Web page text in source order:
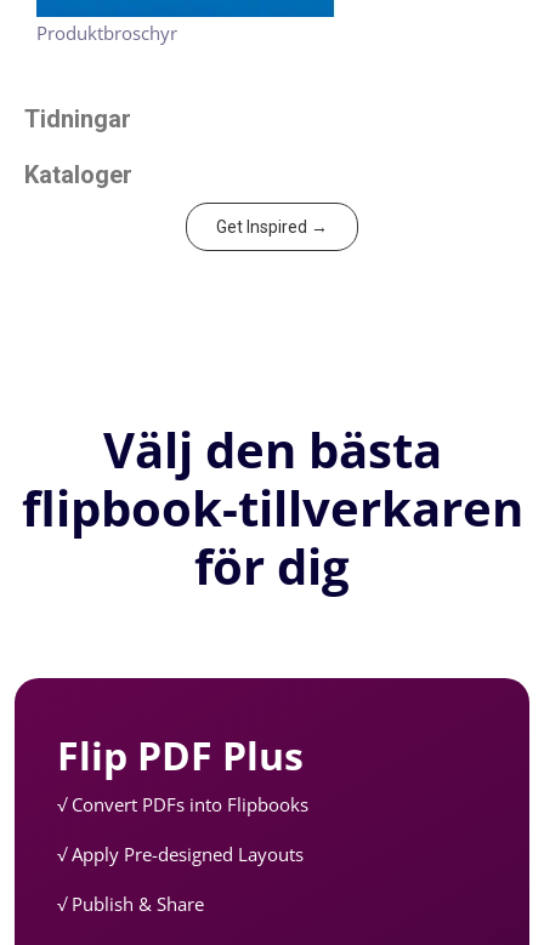
Produktbroschyr
Tidningar
Kataloger
Get Inspired →
Välj den bästa
flipbook-tillverkaren
för dig
Flip PDF Plus
√ Convert PDFs into Flipbooks
√ Apply Pre-designed Layouts
√ Publish & Share